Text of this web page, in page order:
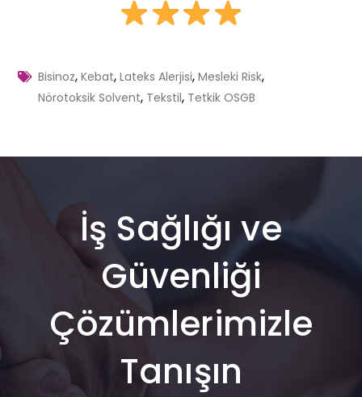
Bisinoz,Kebat,Lateks Alerjisi,Mesleki Risk,
Nörotoksik Solvent, Tekstil, Tetkik OSGB
İş Sağlığı ve
Güvenliği
Çözümlerimizle
Tanışın